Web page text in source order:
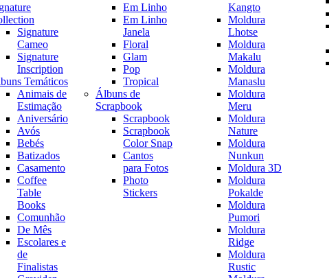
Signature
Cameo
Signature
Inscription
Temáticos
Animais de
Estimação
Aniversário
Avós
Bebés
Batizados
Casamento
Coffee
Table
Books
Comunhão
De Mês
Escolares e
de
Finalistas
Em Linho
Em Linho
Janela
Floral
Glam
Pop
Tropical
Álbuns de
Scrapbook
Scrapbook
Scrapbook
Color Snap
Cantos
para Fotos
Photo
Stickers
Kangto
Moldura
Lhotse
Moldura
Makalu
Moldura
Manaslu
Moldura
Meru
Moldura
Nature
Moldura
Nunkun
Moldura 3D
Moldura
Pokalde
Moldura
Pumori
Moldura
Ridge
Moldura
Rustic